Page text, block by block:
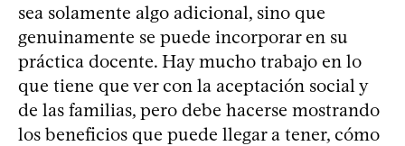
sea solamente algo adicional, sino que
genuinamente se puede incorporar en su
práctica docente. Hay mucho trabajo en lo
que tiene que ver con la aceptación social y
de las familias, pero debe hacerse mostrando
los beneficios que puede llegar a tener, cómo